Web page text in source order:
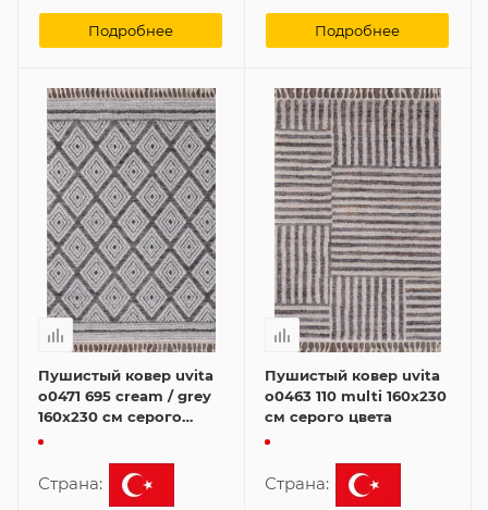
Подробнее Подробнее
Пушистый ковер uvita
o0471 695 cream / grey
160x230 см серого
цвета
Страна:
Пушистый ковер uvita
o0463 110 multi 160x230
см серого цвета
Страна: